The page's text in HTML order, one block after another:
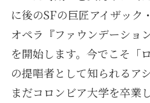
に後のSFの巨匠アイザック
オペラ『ファウンデーショ
を開始します。今でこそ「
の提唱者として知られるア
まだコロンビア大学を卒業